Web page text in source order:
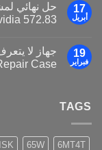
17
أبريل
حل نهائي
572.83
19
فبراير
Case
TAGS
6MT4T
65W